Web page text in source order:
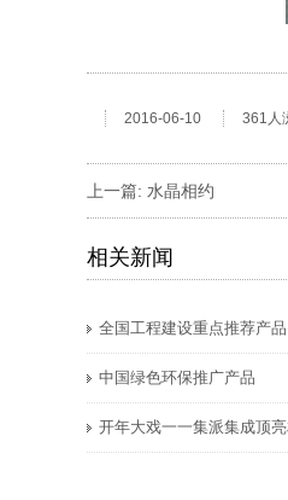
2016-06-10 361人
上一篇: 水晶相约
相关新闻
全国工程建设重点推荐产品
中国绿色环保推广产品